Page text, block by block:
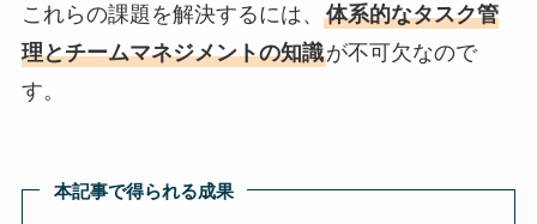
これらの課題を解決するには、 体系的なタスク管
理とチームマネジメントの知識が不可欠なので
す。
本記事で得られる成果